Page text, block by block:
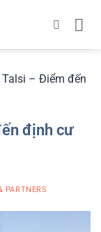
Talsi – Điểm đến
định cư
PARTNERS